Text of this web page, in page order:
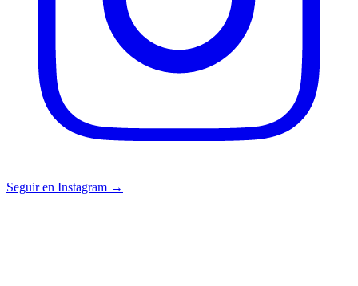
Seguir en Instagram →